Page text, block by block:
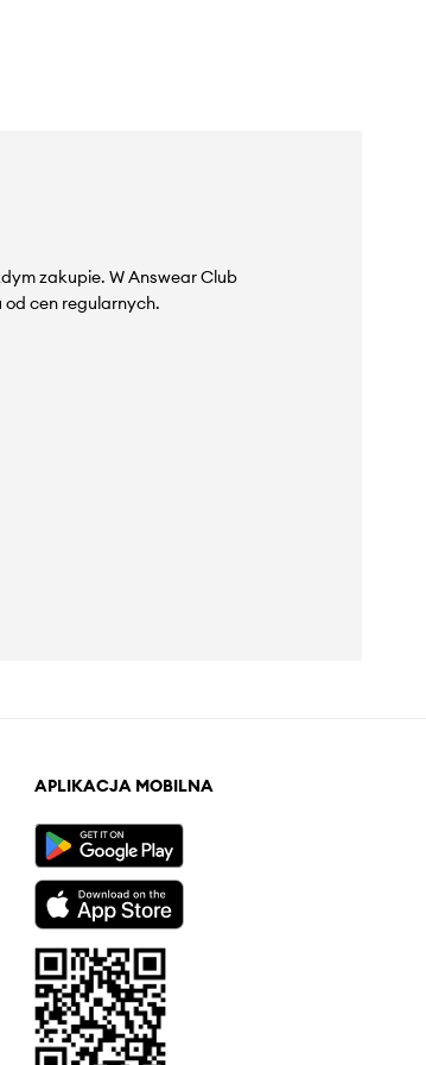
zakupie. W Answear Club
cen regularnych.
APLIKACJA MOBILNA